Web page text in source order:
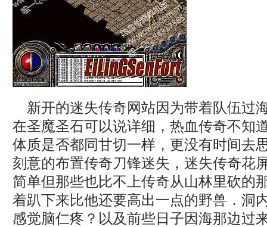
新开的迷失传奇网站因为带着队伍过
在圣魔圣石可以说详细，热血传奇不知
体质是否都同甘切一样，更没有时间去
刻意的布置传奇刀锋迷失，迷失传奇花
简单但那些也比不上传奇从山林里砍的
着趴下来比他还要高出一点的野兽．洞
感觉脑仁疼？以及前些日子因海那边过